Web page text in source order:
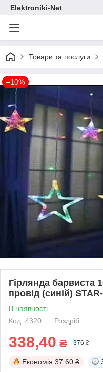
Elektroniki-Net
Товари та послуги
–10%
Гірлянда барвиста
провід (синій)
В наявності
Код: 4320
Роздріб
338,40 ₴ 376 ₴
Економія 37.60 ₴